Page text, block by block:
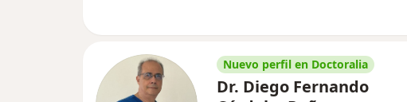
Nuevo perfil en Doctoralia
Dr. Diego Fernando